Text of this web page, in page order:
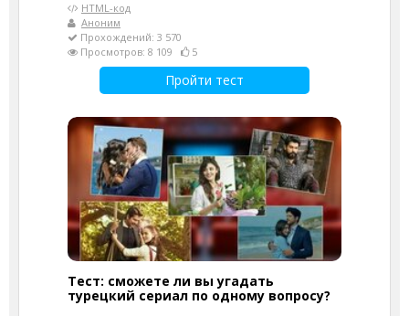
HTML-код
Аноним
Прохождений: 3 570
Просмотров: 8 109
5
Пройти тест
Тест: сможете ли вы угадать
турецкий сериал по одному вопросу?